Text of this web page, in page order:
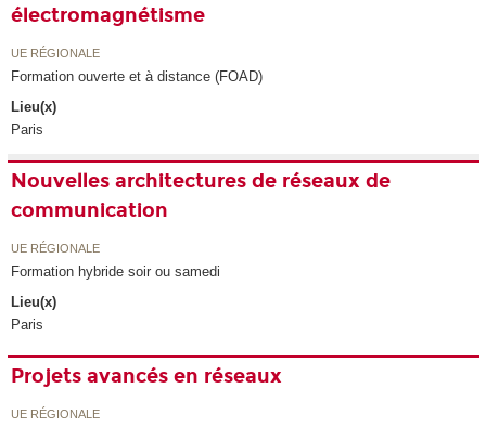
électromagnétisme
UE RÉGIONALE
Formation ouverte et à distance (FOAD)
Lieu(x)
Paris
Nouvelles architectures de réseaux de
communication
UE RÉGIONALE
Formation hybride soir ou samedi
Lieu(x)
Paris
Projets avancés en réseaux
UE RÉGIONALE